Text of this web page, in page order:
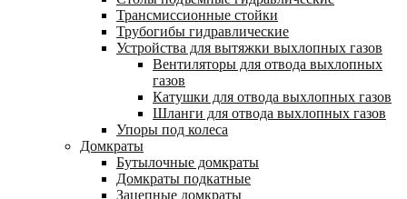
Трансмиссионные стойки
Трубогибы гидравлические
Устройства для вытяжки выхлопных газов
Вентиляторы для отвода выхлопных
газов
Катушки для отвода выхлопных газов
Шланги для отвода выхлопных газов
Упоры под колеса
Домкраты
Бутылочные домкраты
Домкраты подкатные
Зацепные домкраты